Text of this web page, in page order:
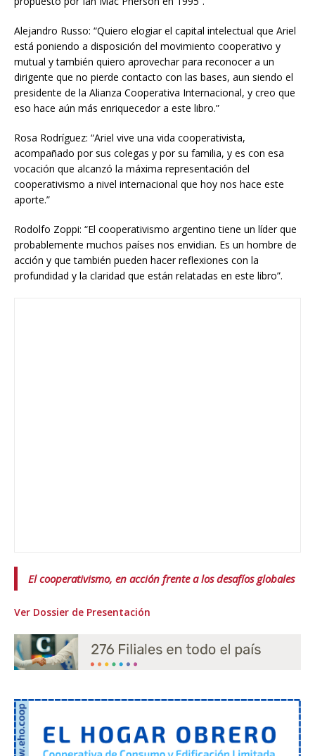
Alejandro Russo: “Quiero elogiar el capital intelectual que Ariel
está poniendo a disposición del movimiento cooperativo y
mutual y también quiero aprovechar para reconocer a un
dirigente que no pierde contacto con las bases, aun siendo el
presidente de la Alianza Cooperativa Internacional, y creo que
eso hace aún más enriquecedor a este libro.”
Rosa Rodríguez: “Ariel vive una vida cooperativista,
acompañado por sus colegas y por su familia, y es con esa
vocación que alcanzó la máxima representación del
cooperativismo a nivel internacional que hoy nos hace este
aporte.”
Rodolfo Zoppi: “El cooperativismo argentino tiene un líder que
probablemente muchos países nos envidian. Es un hombre de
acción y que también pueden hacer reflexiones con la
profundidad y la claridad que están relatadas en este libro”.
El cooperativismo, en acción frente a los desafíos globales
Ver Dossier de Presentación